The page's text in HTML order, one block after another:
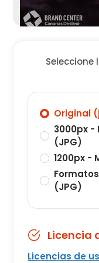
Original
3000px -
(JPG)
1200px -
(JPG)
Licencia
Licencias de